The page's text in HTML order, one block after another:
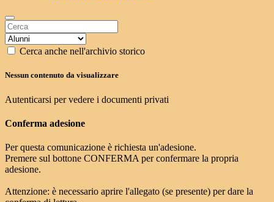
Cerca anche nell'archivio storico
Nessun contenuto da visualizzare
Autenticarsi per vedere i documenti privati
Conferma adesione
Per questa comunicazione è richiesta un'adesione.
Premere sul bottone CONFERMA per confermare la propria
adesione.
Attenzione: è necessario aprire l'allegato (se presente) per dare la